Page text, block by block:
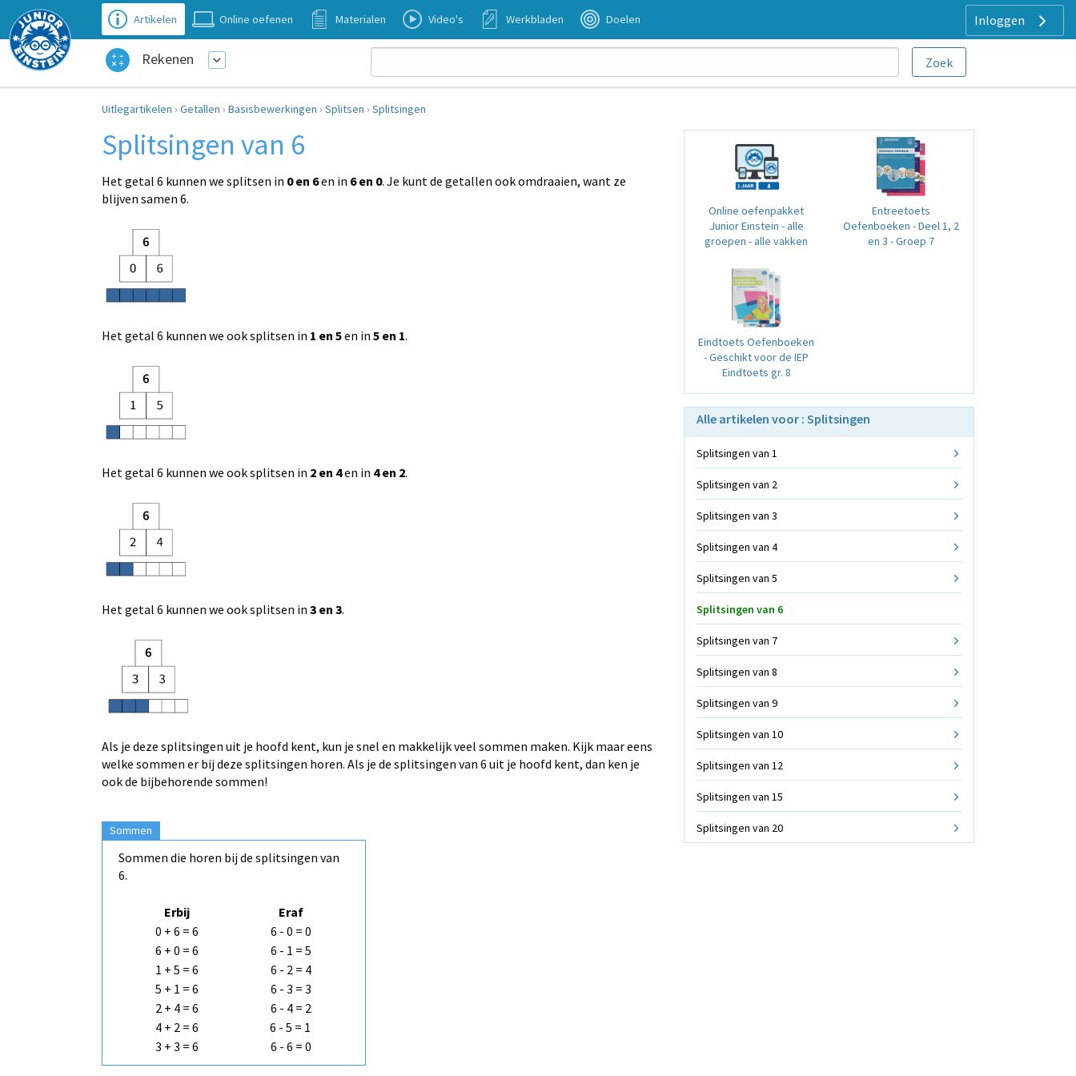
Inloggen
Artikelen Online oefenen Materialen Video's Werkbladen Doelen
Rekenen
Uitlegartikelen › Getallen › Basisbewerkingen › Splitsen › Splitsingen
Splitsingen van 6
Het getal 6 kunnen we splitsen in 0 en 6en in 6 en 0. Je kunt de getallen ook omdraaien, want ze
blijven samen 6.
Het getal 6 kunnen we ook splitsen in 1 en 5en in 5 en 1.
Het getal 6 kunnen we ook splitsen in 2 en 4en in 4 en 2.
Het getal 6 kunnen we ook splitsen in 3 en 3.
Als je deze splitsingen uit je hoofd kent, kun je snel en makkelijk veel sommen maken. Kijk maar eens
welke sommen er bij deze splitsingen horen. Als je de splitsingen van 6 uit je hoofd kent, dan ken je
ook de bijbehorende sommen!
Sommen
Sommen die horen bij de splitsingen van
6.
Erbij
Eraf
0 + 6 = 6
6 - 0 = 0
6 + 0 = 6
6 - 1 = 5
1 + 5 = 6
6 - 2 = 4
5 + 1 = 6
6 - 3 = 3
2 + 4 = 6
6 - 4 = 2
4 + 2 = 6
6 - 5 = 1
3 + 3 = 6
6 - 6 = 0
Online oefenpakket
Junior Einstein - alle
groepen - alle vakken
Entreetoets
Oefenboeken - Deel 1, 2
en 3 - Groep 7
Eindtoets Oefenboeken
- Geschikt voor de IEP
Eindtoets gr. 8
Alle artikelen voor : Splitsingen
Splitsingen van 1
Splitsingen van 2
Splitsingen van 3
Splitsingen van 4
Splitsingen van 5
Splitsingen van 6
Splitsingen van 7
Splitsingen van 8
Splitsingen van 9
Splitsingen van 10
Splitsingen van 12
Splitsingen van 15
Splitsingen van 20